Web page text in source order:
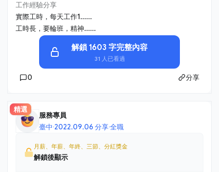
工作經驗分享
實際工時，每天工作1......
工時長，要輪班，精神......
解鎖 1603 字完整內容
31 人已看過
0 分享
精選
服務專員
臺中·2022.09.06 分享·全職
月薪、年薪、年終、三節、分紅獎金
解鎖後顯示